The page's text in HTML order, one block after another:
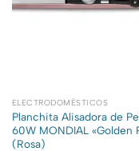
ELECTRODOMÉSTICOS
Planchita Alisadora de
60W MONDIAL «Golden
(Rosa)